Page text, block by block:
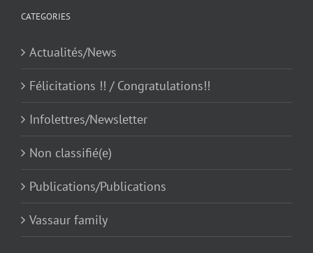
CATEGORIES
Actualités/News
Félicitations !! / Congratulations!!
Infolettres/Newsletter
Non classifié(e)
Publications/Publications
Vassaur family